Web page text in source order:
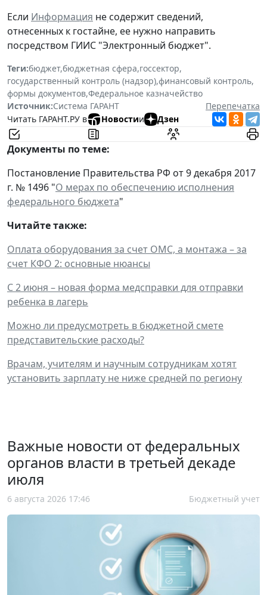
Если Информация не содержит сведений,
отнесенных к гостайне, ее нужно направить
посредством ГИИС "Электронный бюджет".
Теги:бюджет,бюджетная сфера,госсектор,
государственный контроль (надзор),финансовый контроль,
формы документов,Федеральное казначейство
Источник:Система ГАРАНТ
Перепечатка
Читать ГАРАНТ.РУ в
Новостии Дзен
Документы по теме:
Постановление Правительства РФ от 9 декабря 2017
г. № 1496 "О мерах по обеспечению исполнения
федерального бюджета"
Читайте также:
Оплата оборудования за счет ОМС, а монтажа – за
счет КФО 2: основные нюансы
С 2 июня – новая форма медсправки для отправки
ребенка в лагерь
Можно ли предусмотреть в бюджетной смете
представительские расходы?
Врачам, учителям и научным сотрудникам хотят
установить зарплату не ниже средней по региону
Важные новости от федеральных
органов власти в третьей декаде
июля
6 августа 2026 17:46 Бюджетный учет